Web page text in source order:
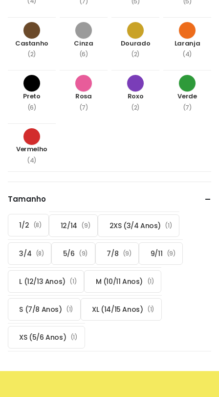
Castanho
(2)
Cinza
(6)
Dourado
(2)
Laranja
(4)
Preto
(6)
Rosa
(7)
Roxo
(2)
Verde
(7)
Vermelho
(4)
Tamanho
1/2 (8) 12/14 (9) 2XS (3/4 Anos) (1)
3/4 (8) 5/6 (9) 7/8 (9) 9/11 (9)
L (12/13 Anos) (1) M (10/11 Anos) (1)
S (7/8 Anos) (1) XL (14/15 Anos) (1)
XS (5/6 Anos) (1)